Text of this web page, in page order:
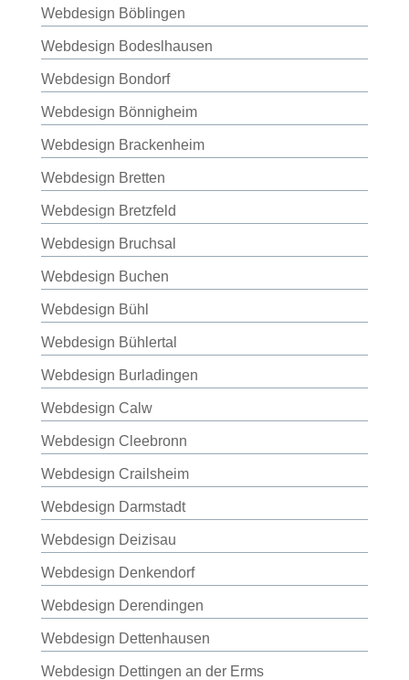
Webdesign Böblingen
Webdesign Bodeslhausen
Webdesign Bondorf
Webdesign Bönnigheim
Webdesign Brackenheim
Webdesign Bretten
Webdesign Bretzfeld
Webdesign Bruchsal
Webdesign Buchen
Webdesign Bühl
Webdesign Bühlertal
Webdesign Burladingen
Webdesign Calw
Webdesign Cleebronn
Webdesign Crailsheim
Webdesign Darmstadt
Webdesign Deizisau
Webdesign Denkendorf
Webdesign Derendingen
Webdesign Dettenhausen
Webdesign Dettingen an der Erms